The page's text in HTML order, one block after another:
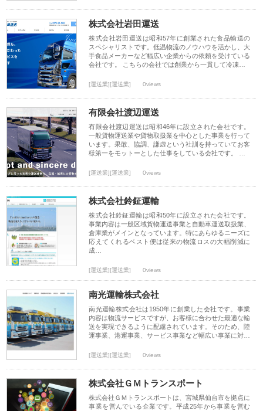
株式会社岩田運送
株式会社岩田運送は昭和57年に創業された食品輸送の
スペシャリストです。低温物流のノウハウを活かし、大
手食品メーカーなど幅広い企業からの依頼を受けている
会社です。 こちらの会社では創業から一貫して冷凍…
[運送業][運送業] 0views
有限会社渡辺運送
有限会社渡辺運送は昭和46年に設立された会社です。
一般貨物運送業や貨物取扱業を中心とした事業を行って
います。果敢、協調、謙虚という社訓を持っていてお客
様第一をモットーとした仕事をしている会社です。 …
[運送業][運送業] 0views
株式会社鈴鉦運輸
株式会社鈴鉦運輸は昭和50年に設立された会社です。
事業内容は一般区域貨物運送事業と自動車運送取扱業、
倉庫業がメインとなっています。特にあらゆるニーズに
応えてくれるベスト便は従来の物流ロスの大幅削減に
成…
[運送業][運送業] 0views
南光運輸株式会社
南光運輸株式会社は1950年に創業した会社です。事業
内容は物流サービスですが、お客様に合わせた最適な輸
送を実現できるように配慮されています。そのため、陸
運事業、港運事業、サービス事業など幅広い事業に対…
[運送業][運送業] 0views
株式会社ＧＭトランスポート
株式会社ＧＭトランスポートは、宮城県仙台市を拠点に
事業を営んでいる企業です。平成25年から事業を営む